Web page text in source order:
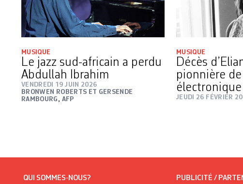
MUSIQUE
Le jazz sud-africain a perdu
Abdullah Ibrahim
VENDREDI 19 JUIN 2026
BRONWEN ROBERTS ET GERSENDE
RAMBOURG , AFP
MUSIQUE
Décès
pionnière
électronique
JEUDI 26 FÉVRIER
QUI SOMMES-NOUS? PUBLICITÉ /